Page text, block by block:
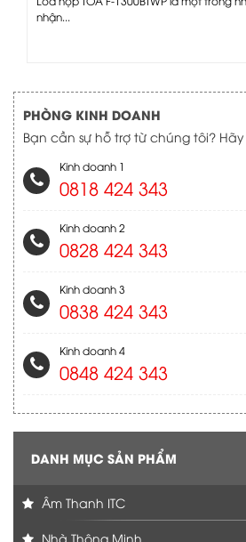
nhận...
PHÒNG KINH DOANH
Bạn cần sự hỗ trợ từ chúng tôi?
Kinh doanh 1
0818 424 343
Kinh doanh 2
0828 424 343
Kinh doanh 3
0838 424 343
Kinh doanh 4
0848 424 343
DANH MỤC SẢN PHẨM
Âm Thanh ITC
Nhà Thông Minh